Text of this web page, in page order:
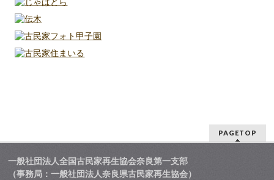
PAGETOP
一般社団法人全国古民家再生協会奈良第一支部
（事務局：一般社団法人奈良県古民家再生協会）